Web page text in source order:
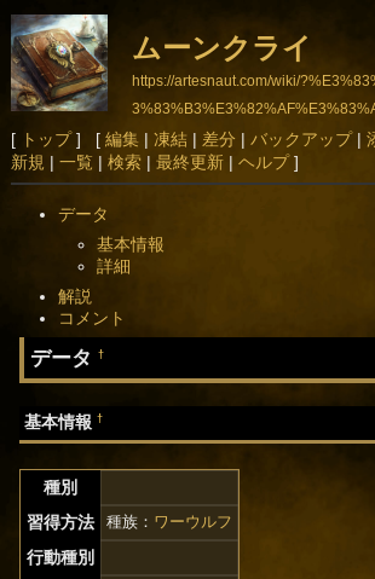
ムーンクライ
https://artesnaut.com/wiki/
[ トップ] [ 編集| 凍結| 差分 | バックアップ|
新規 | 一覧 | 検索| 最終更新| ヘルプ]
データ
基本情報
詳細
解説
コメント
データ†
基本情報†
種別
習得方法
種族： ワーウルフ
行動種別